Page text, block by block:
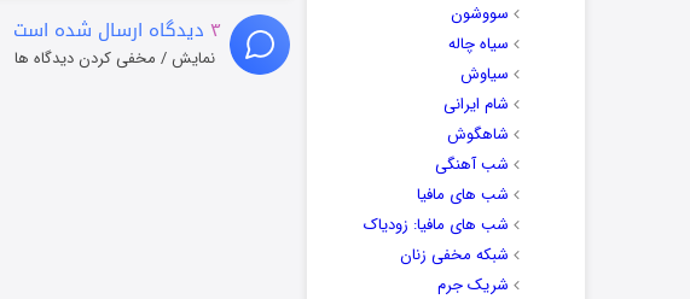
سووشون
سیاه چاله
سیاوش
شام ایرانی
شاهگوش
شب آهنگی
شب های مافیا
شب های مافیا: زودیاک
شبکه مخفی زنان
شریک جرم
۳ دیدگاه ارسال شده است
نمایش / مخفی کردن دیدگاه ها